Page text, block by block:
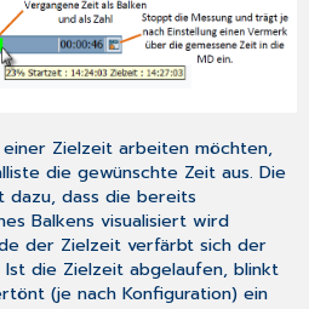
Zielzeit arbeiten möchten,
die gewünschte Zeit aus. Die
dazu, dass die bereits
Balkens visualisiert wird
der Zielzeit verfärbt sich der
die Zielzeit abgelaufen, blinkt
(je nach Konfiguration) ein